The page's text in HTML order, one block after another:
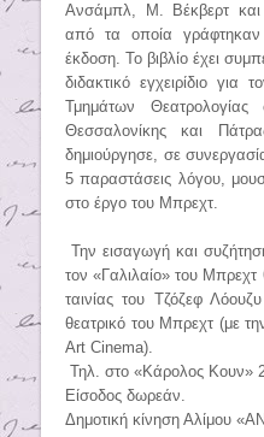
Ανσάμπλ, Μ. Βέκβερτ
από τα οποία γράφτηκαν
έκδοση. Το βιβλίο έχει
διδακτικό εγχειρίδιο
Τμημάτων
Θεσσαλονίκης και
δημιούργησε, σε
5 παραστάσεις λόγου,
στο έργο του Μπρεχτ.
Την εισαγωγή και
τον «Γαλιλαίο» του
ταινίας του Τζόζεφ
θεατρικό του Μπρεχτ (με
Art Cinema).
Τηλ. στο «Κάρολος Κουν»
Είσοδος δωρεάν.
Δημοτική κίνηση Αλίμου